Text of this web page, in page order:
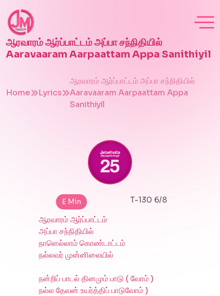
ஆரவாரம் ஆர்ப்பாட்டம் அப்பா சந்நிதியில்
Aaravaaram Aarpaattam Appa Sanithiyil
Home Lyrics
ஆரவாரம் ஆர்ப்பாட்டம் அப்பா சந்நிதியில்
Aaravaaram Aarpaattam Appa
Sanithiyil
E Min
T-130 6/8
ஆரவாரம் ஆர்ப்பாட்டம்
அப்பா சந்நிதியில்
நாளெல்லாம் கொண்டாட்டம்
நல்லவர் முன்னிலையில்
நன்றிப் பாடல் தினமும் பாடு ( வோம் )
நல்ல தேவன் உயர்த்திப் பாடுவோம் )